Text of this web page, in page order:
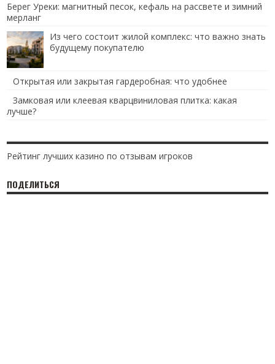
Берег Уреки: магнитный песок, кефаль на рассвете и зимний
мерланг
Из чего состоит жилой комплекс: что важно знать
будущему покупателю
Открытая или закрытая гардеробная: что удобнее
Замковая или клеевая кварцвиниловая плитка: какая
лучше?
Рейтинг лучших казино по отзывам игроков
ПОДЕЛИТЬСЯ